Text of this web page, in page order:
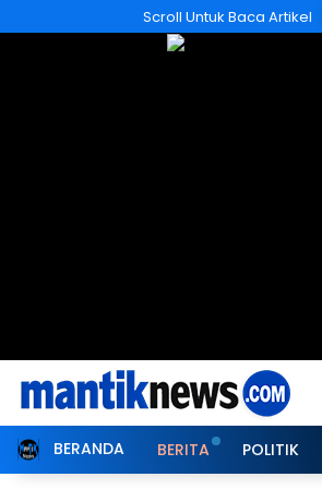
ke
Scroll Untuk Baca Artikel
BERANDA BERITA POLITIK